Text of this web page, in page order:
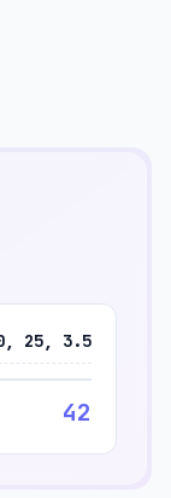
25, 3.5
42